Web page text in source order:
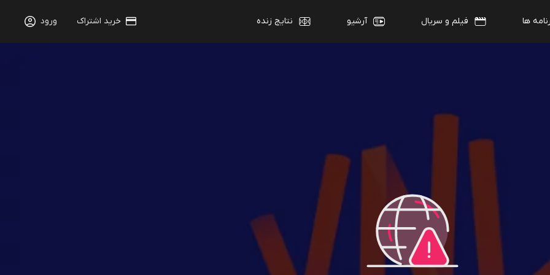
ها فیلم و سریال آرشیو نتایج زنده خرید اشتراک ورود